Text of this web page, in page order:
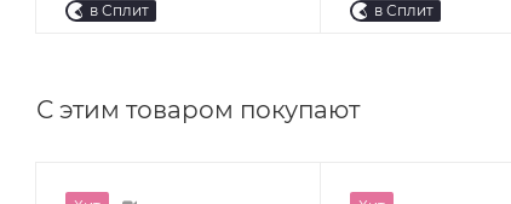
в Сплит в Сплит
С этим товаром покупают